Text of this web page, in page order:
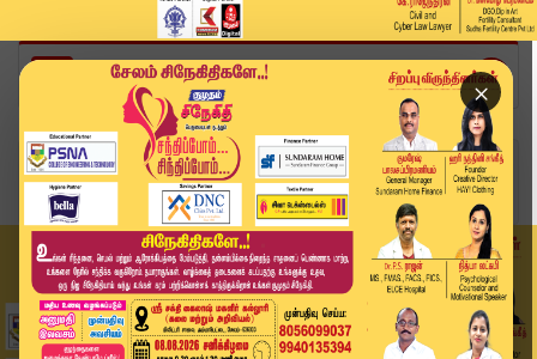
×
Home
வீடியோ ஸ்டோரி
உலக நாடுகள் இணைந்து செயல்பட வேண்டும்-ஜி20 மாநாட...